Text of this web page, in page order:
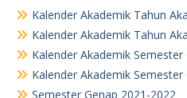
Kalender Akademik Tahun
Kalender Akademik Tahun
Kalender Akademik
Kalender Akademik
Semester Genap 2021-2022